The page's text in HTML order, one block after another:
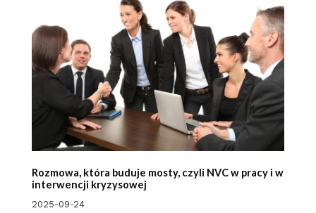
Rozmowa, która buduje mosty, czyli NVC w pracy i w
interwencji kryzysowej
2025-09-24